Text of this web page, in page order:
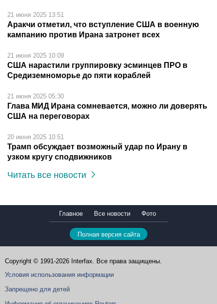
21 июня 2025 13:51
Аракчи отметил, что вступление США в военную
кампанию против Ирана затронет всех
21 июня 2025 10:09
США нарастили группировку эсминцев ПРО в
Средиземноморье до пяти кораблей
21 июня 2025 05:30
Глава МИД Ирана сомневается, можно ли доверять
США на переговорах
20 июня 2025 10:51
Трамп обсуждает возможный удар по Ирану в
узком кругу сподвижников
Читать все новости
Главное Все новости Фото
Полная версия сайта
Copyright © 1991-2026 Interfax. Все права защищены.
Условия использования информации
Запрещено для детей